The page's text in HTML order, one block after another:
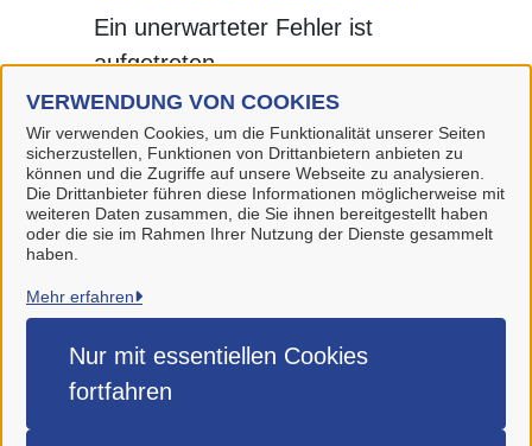
VERWENDUNG VON COOKIES
Wir verwenden Cookies, um die Funktionalität unserer Seiten
sicherzustellen, Funktionen von Drittanbietern anbieten zu
können und die Zugriffe auf unsere Webseite zu analysieren.
Die Drittanbieter führen diese Informationen möglicherweise mit
weiteren Daten zusammen, die Sie ihnen bereitgestellt haben
oder die sie im Rahmen Ihrer Nutzung der Dienste gesammelt
haben.
Mehr erfahren
Nur mit essentiellen Cookies
fortfahren
Ein unerwarteter Fehler ist
aufgetreten.
Stadt Wolfenbüttel
Alle Rechte vorbehalten
Impressum